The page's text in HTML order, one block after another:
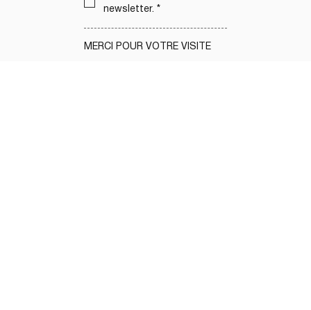
newsletter. *
MERCI POUR VOTRE VISITE